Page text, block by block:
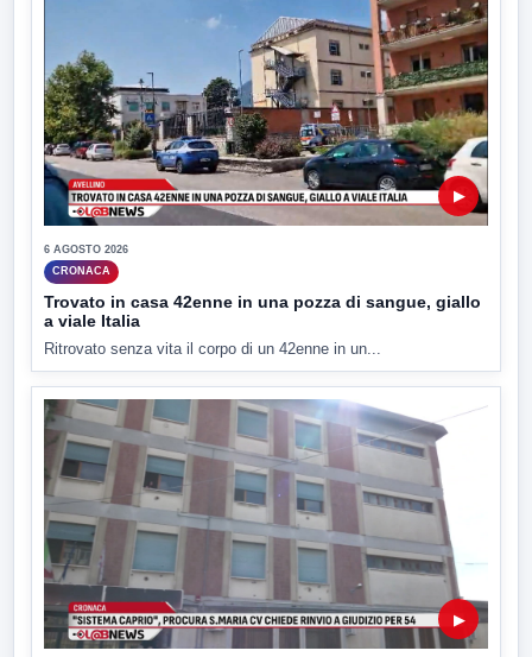
▶
6 AGOSTO 2026
CRONACA
Trovato in casa 42enne in una pozza di sangue, giallo
a viale Italia
Ritrovato senza vita il corpo di un 42enne in un...
▶